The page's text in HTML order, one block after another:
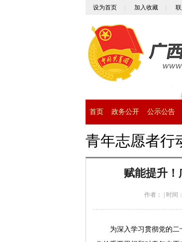
设为首页 加入收藏
首页 政务公开 公示公告
青年志愿者行
赋能提升
作者： 时间
为深入学习贯彻党的